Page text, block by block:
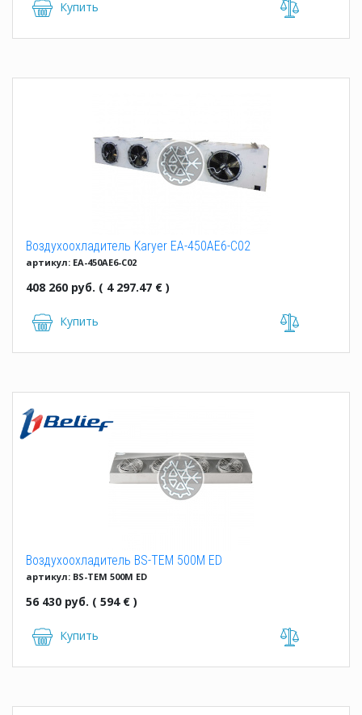
Купить
Воздухоохладитель Karyer EA-450AE6-C02
артикул: EA-450AE6-C02
408 260 руб. ( 4 297.47 € )
Купить
Воздухоохладитель BS-TEM 500M ED
артикул: BS-TEM 500M ED
56 430 руб. ( 594 € )
Купить